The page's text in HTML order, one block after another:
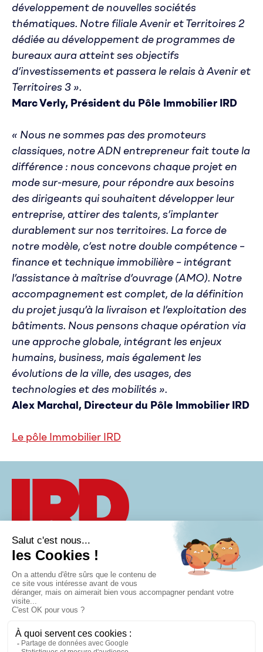
développement de nouvelles sociétés
thématiques. Notre filiale Avenir et Territoires 2
dédiée au développement de programmes de
bureaux aura atteint ses objectifs
d’investissements et passera le relais à Avenir et
Territoires 3 ».
Marc Verly, Président du Pôle Immobilier IRD
« Nous ne sommes pas des promoteurs
classiques, notre ADN entrepreneur fait toute la
différence : nous concevons chaque projet en
mode sur-mesure, pour répondre aux besoins
des dirigeants qui souhaitent développer leur
entreprise, attirer des talents, s’implanter
durablement sur nos territoires. La force de
notre modèle, c’est notre double compétence –
finance et technique immobilière – intégrant
l’assistance à maîtrise d’ouvrage (AMO). Notre
accompagnement est complet, de la définition
du projet jusqu’à la livraison et l’exploitation des
bâtiments. Nous pensons chaque opération via
une approche globale, intégrant les enjeux
humains, business, mais également les
évolutions de la ville, des usages, des
technologies et des mobilités ».
Alex Marchal, Directeur du Pôle Immobilier IRD
Le pôle Immobilier IRD
À PROPOS
MÉTIERS
RECRUTEMENT
ACTUALITÉS
PAROLES
D'ENTREPRENEURS
CONTACT
POLITIQUE DE
CONFIDENTIALITÉ
MENTIONS
GESTION
Groupe IRD
40 rue Eugène
Jacquet